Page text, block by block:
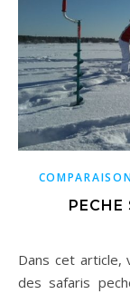
PECHE
Dans cet article, vous trouverez une comparaison de prix
des safaris